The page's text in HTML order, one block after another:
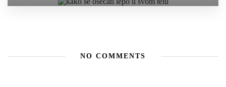
NO COMMENTS